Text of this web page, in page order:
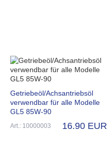
Getriebeöl/Achsantriebsöl
verwendbar für alle Modelle
GL5 85W-90
Art.: 10000003 16.90 EUR